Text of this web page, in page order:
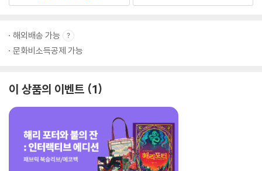
해외배송 가능
문화비소득공제 가능
이 상품의 이벤트 1